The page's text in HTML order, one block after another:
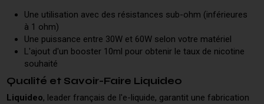
Une utilisation avec des résistances sub-ohm (inférieures
à 1 ohm)
Une puissance entre 30W et 60W selon votre matériel
L'ajout d'un booster 10ml pour obtenir le taux de nicotine
souhaité
Qualité et Savoir-Faire Liquideo
Liquideo, leader français de l'e-liquide, garantit une fabrication